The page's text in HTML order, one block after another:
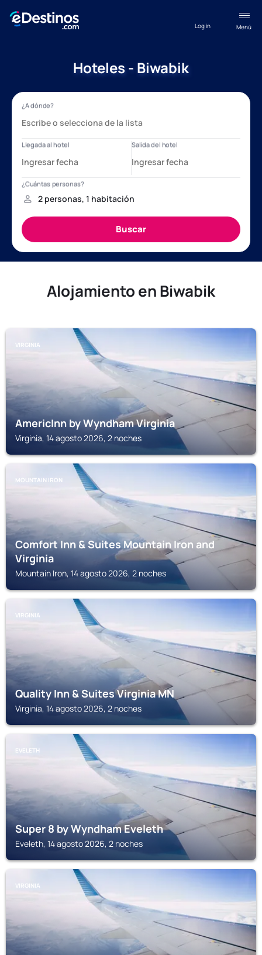
Menú
Log in
Hoteles - Biwabik
Alojamiento en Biwabik
VIRGINIA
AmericInn by Wyndham Virginia
Virginia, 14 agosto 2026, 2 noches
MOUNTAIN IRON
Comfort Inn & Suites Mountain Iron and
Virginia
Mountain Iron, 14 agosto 2026, 2 noches
VIRGINIA
Quality Inn & Suites Virginia MN
Virginia, 14 agosto 2026, 2 noches
EVELETH
Super 8 by Wyndham Eveleth
Eveleth, 14 agosto 2026, 2 noches
VIRGINIA